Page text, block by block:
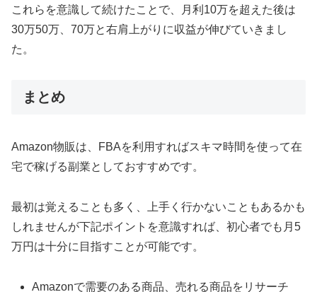
これらを意識して続けたことで、月利10万を超えた後は
30万50万、70万と右肩上がりに収益が伸びていきまし
た。
まとめ
Amazon物販は、FBAを利用すればスキマ時間を使って在
宅で稼げる副業としておすすめです。
最初は覚えることも多く、上手く行かないこともあるかも
しれませんが下記ポイントを意識すれば、初心者でも月5
万円は十分に目指すことが可能です。
Amazonで需要のある商品、売れる商品をリサーチ